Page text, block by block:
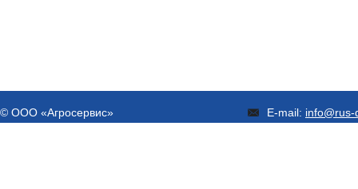
© ООО «Агросервис» E-mail: